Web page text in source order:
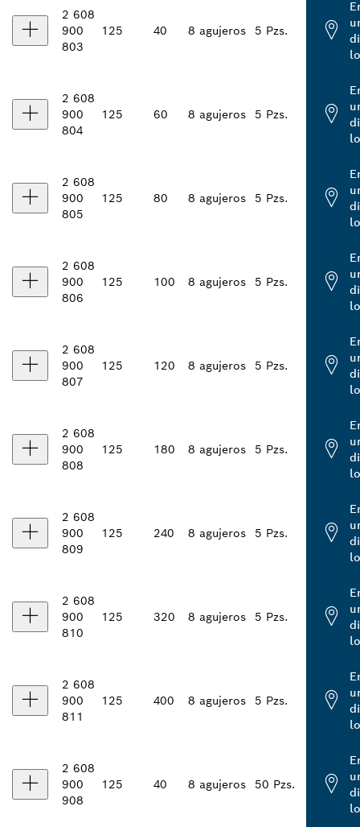
2 608
900
803
125 40 8 agujeros 5 Pzs.
2 608
900
804
125 60 8 agujeros 5 Pzs.
2 608
900
805
125 80 8 agujeros 5 Pzs.
2 608
900
806
125 100 8 agujeros 5 Pzs.
2 608
900
807
125 120 8 agujeros 5 Pzs.
2 608
900
808
125 180 8 agujeros 5 Pzs.
2 608
900
809
125 240 8 agujeros 5 Pzs.
2 608
900
810
125 320 8 agujeros 5 Pzs.
2 608
900
811
125 400 8 agujeros 5 Pzs.
2 608
900
908
125 40 8 agujeros 50 Pzs.